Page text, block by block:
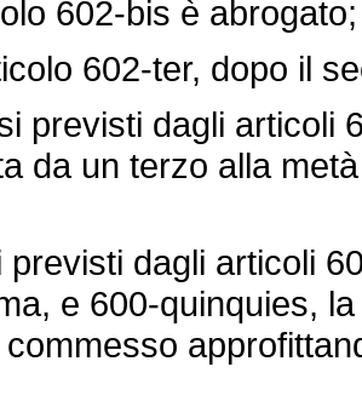
602-bis è abrogato;
602-ter, dopo il
dagli articoli
da un terzo alla
dagli articoli
e 600-quinquies,